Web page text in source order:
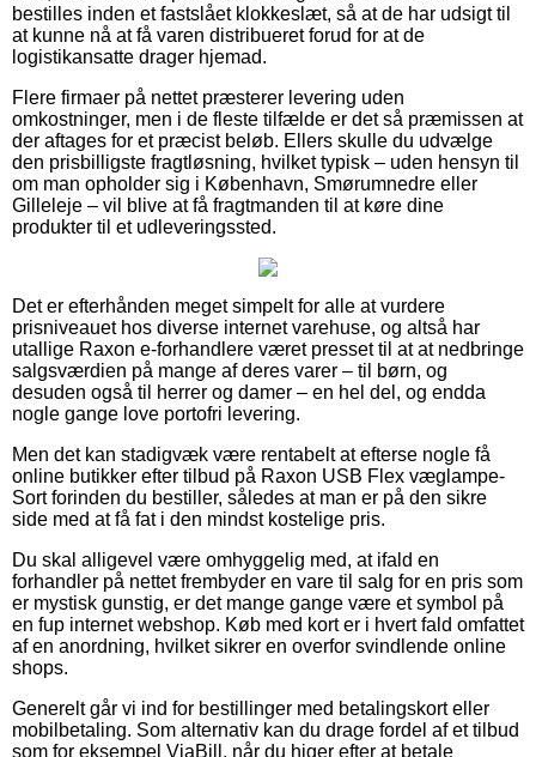
bestilles inden et fastslået klokkeslæt, så at de har udsigt til
at kunne nå at få varen distribueret forud for at de
logistikansatte drager hjemad.
Flere firmaer på nettet præsterer levering uden
omkostninger, men i de fleste tilfælde er det så præmissen at
der aftages for et præcist beløb. Ellers skulle du udvælge
den prisbilligste fragtløsning, hvilket typisk – uden hensyn til
om man opholder sig i København, Smørumnedre eller
Gilleleje – vil blive at få fragtmanden til at køre dine
produkter til et udleveringssted.
Det er efterhånden meget simpelt for alle at vurdere
prisniveauet hos diverse internet varehuse, og altså har
utallige Raxon e-forhandlere været presset til at at nedbringe
salgsværdien på mange af deres varer – til børn, og
desuden også til herrer og damer – en hel del, og endda
nogle gange love portofri levering.
Men det kan stadigvæk være rentabelt at efterse nogle få
online butikker efter tilbud på Raxon USB Flex væglampe-
Sort forinden du bestiller, således at man er på den sikre
side med at få fat i den mindst kostelige pris.
Du skal alligevel være omhyggelig med, at ifald en
forhandler på nettet frembyder en vare til salg for en pris som
er mystisk gunstig, er det mange gange være et symbol på
en fup internet webshop. Køb med kort er i hvert fald omfattet
af en anordning, hvilket sikrer en overfor svindlende online
shops.
Generelt går vi ind for bestillinger med betalingskort eller
mobilbetaling. Som alternativ kan du drage fordel af et tilbud
som for eksempel ViaBill, når du higer efter at betale